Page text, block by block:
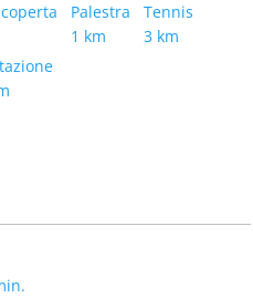
Palestra
1 km
Tennis
3 km